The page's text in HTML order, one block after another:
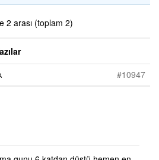
2 arası (toplam 2)
#10947